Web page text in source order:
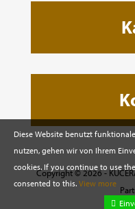
Copyright © 2026 -
Diese Website benutzt
nutzen, gehen wir von Ihrem
cookies. If you continue to use
consented to this. View more